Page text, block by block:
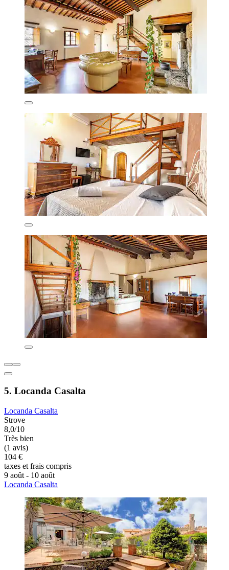
5. Locanda Casalta
Locanda Casalta
Strove
8,0/10
Très bien
(1 avis)
104 €
taxes et frais compris
9 août - 10 août
Locanda Casalta